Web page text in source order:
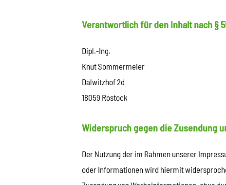
Verantwortlich für den Inhalt nach §
Dipl.-Ing.
Knut Sommermeier
Dalwitzhof 2d
18059 Rostock
Widerspruch gegen die Zusendung
Der Nutzung der im Rahmen unserer
oder Informationen wird hiermit